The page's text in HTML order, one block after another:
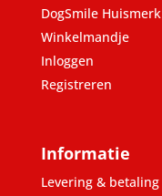
DogSmile Huismerk
Winkelmandje
Inloggen
Registreren
Informatie
Levering & betaling